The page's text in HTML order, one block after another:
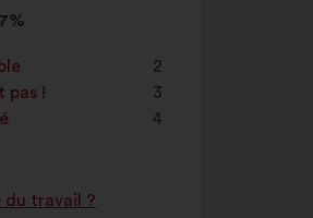
7%
2
pas !
3
4
du travail ?